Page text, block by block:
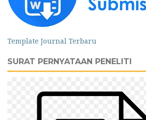
Template Journal Terbaru
SURAT PERNYATAAN PENELITI